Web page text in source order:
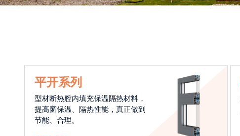
平开系列
型材断热腔内填充保温隔热材料，
提高窗保温、隔热性能，真正做到
节能、合理。